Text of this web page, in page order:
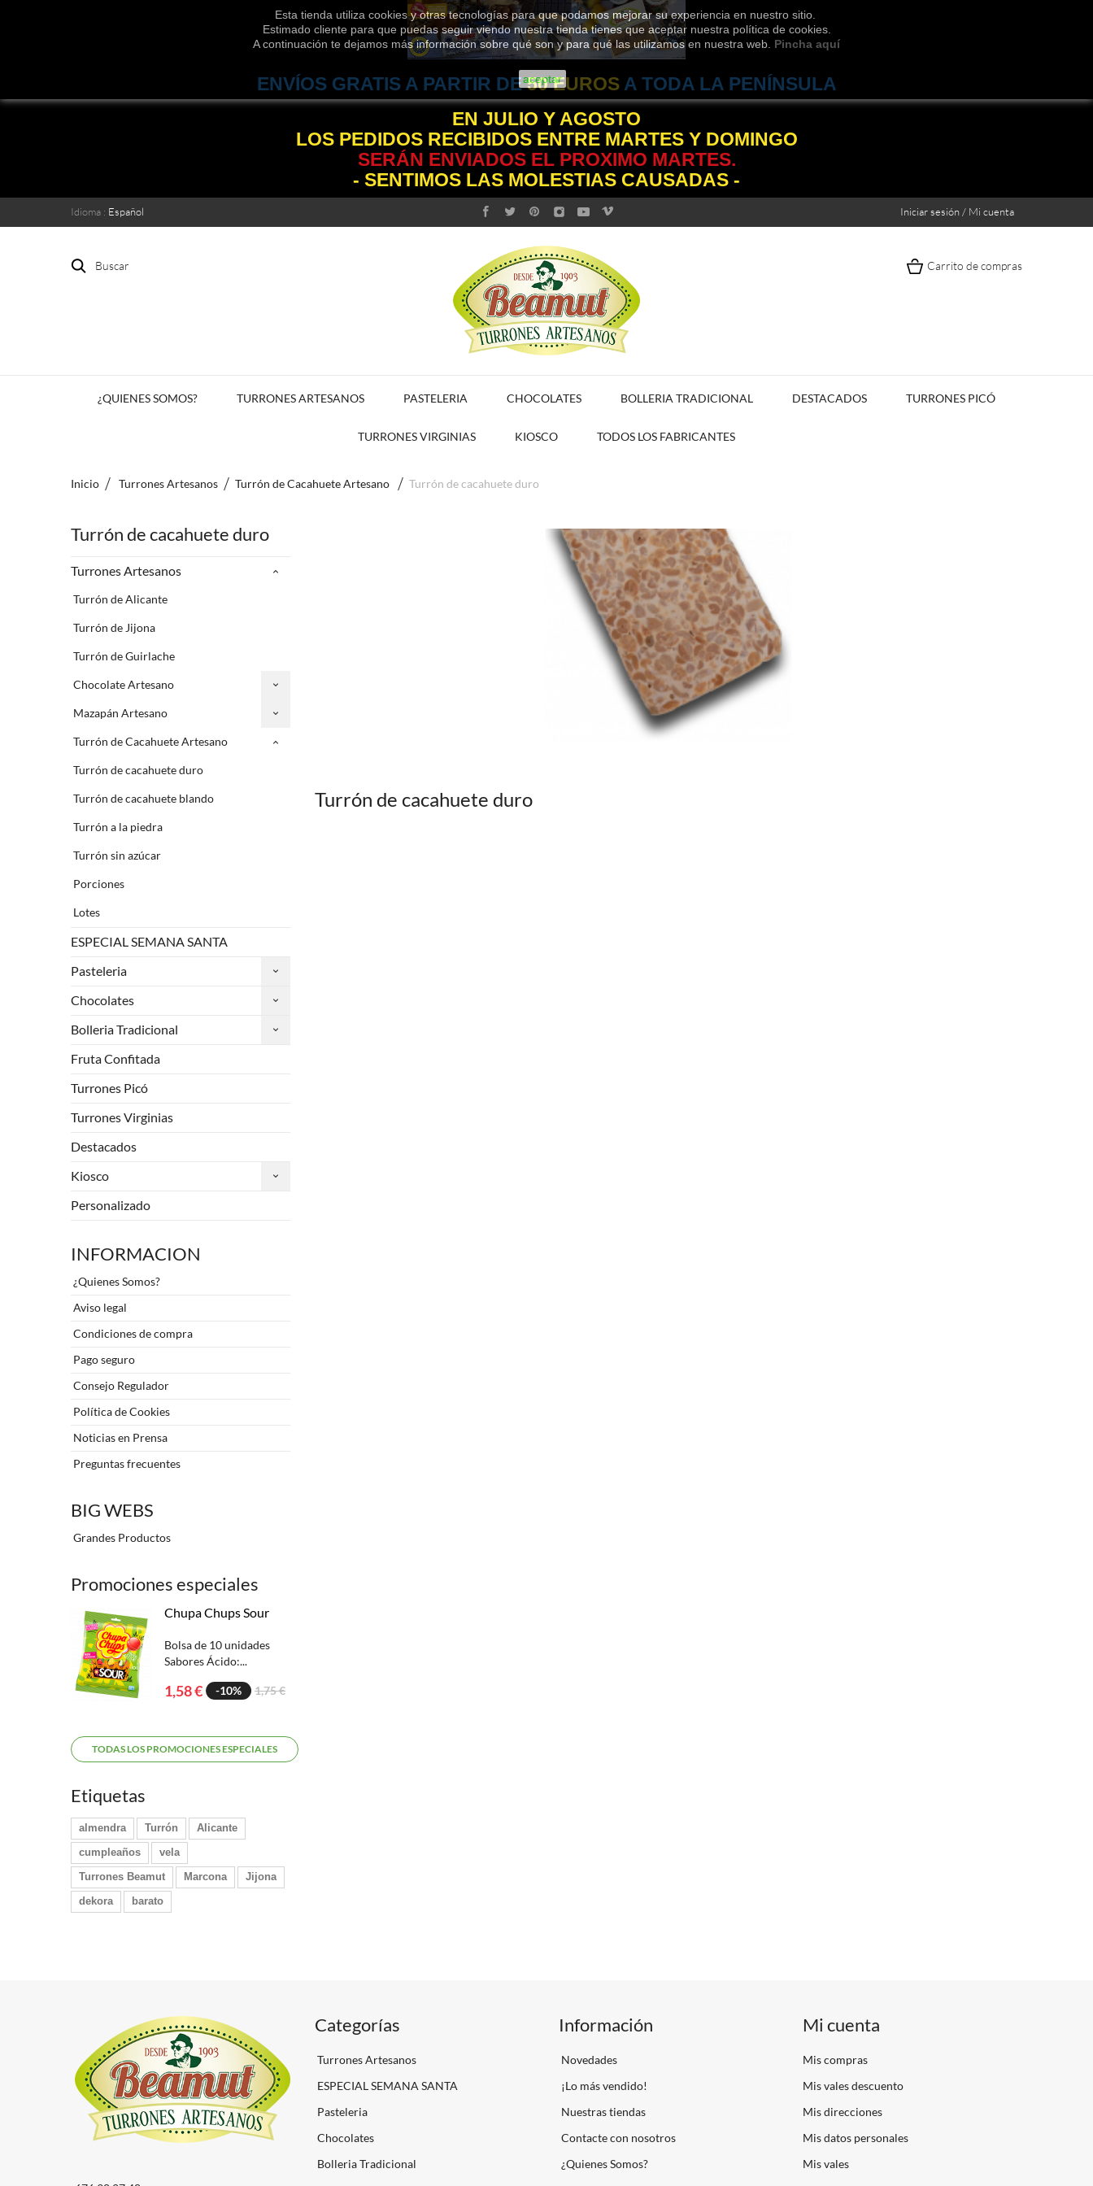
Esta tienda utiliza cookies y otras tecnologías para que podamos mejorar su experiencia en nuestro sitio.
Estimado cliente para que puedas seguir viendo nuestra tienda tienes que aceptar nuestra política de cookies.
A continuación te dejamos más información sobre qué son y para qué las utilizamos en nuestra web. Pincha aquí
aceptar
ENVÍOS GRATIS A PARTIR DE50 EUROSA TODA LA PENÍNSULA
EN JULIO Y AGOSTO
LOS PEDIDOS RECIBIDOS ENTRE MARTES Y DOMINGO
SERÁN ENVIADOS EL PROXIMO MARTES.
- SENTIMOS LAS MOLESTIAS CAUSADAS -
Iniciar sesión / Mi cuenta
Idioma : Español
Buscar Carrito de compras
¿QUIENES SOMOS? TURRONES ARTESANOS PASTELERIA CHOCOLATES BOLLERIA TRADICIONAL DESTACADOS TURRONES PICÓ
TURRONES VIRGINIAS KIOSCO TODOS LOS FABRICANTES
Inicio Turrones Artesanos Turrón de Cacahuete Artesano Turrón de cacahuete duro
Turrón de cacahuete duro
Turrones Artesanos
Turrón de Alicante
Turrón de Jijona
Turrón de Guirlache
Chocolate Artesano
Mazapán Artesano
Turrón de Cacahuete Artesano
Turrón de cacahuete duro
Turrón de cacahuete blando
Turrón a la piedra
Turrón sin azúcar
Porciones
Lotes
ESPECIAL SEMANA SANTA
Pasteleria
Chocolates
Bolleria Tradicional
Fruta Confitada
Turrones Picó
Turrones Virginias
Destacados
Kiosco
Personalizado
INFORMACION
¿Quienes Somos?
Aviso legal
Condiciones de compra
Pago seguro
Consejo Regulador
Política de Cookies
Noticias en Prensa
Preguntas frecuentes
BIG WEBS
Grandes Productos
Promociones especiales
Chupa Chups Sour
Bolsa de 10 unidades
Sabores Ácido:...
1,58 € -10% 1,75 €
TODAS LOS PROMOCIONES ESPECIALES
Etiquetas
almendra Turrón
Alicante
cumpleaños
vela
Turrones Beamut
Marcona
Jijona
dekora
barato
Turrón de cacahuete duro
Categorías
Turrones Artesanos
ESPECIAL SEMANA SANTA
Pasteleria
Chocolates
Bolleria Tradicional
Información
Novedades
¡Lo más vendido!
Nuestras tiendas
Contacte con nosotros
¿Quienes Somos?
Mi cuenta
Mis compras
Mis vales descuento
Mis direcciones
Mis datos personales
Mis vales